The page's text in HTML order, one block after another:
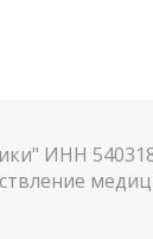
ИНН